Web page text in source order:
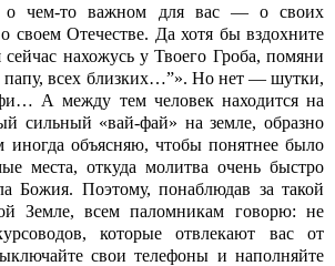
о чем-то важном для вас — о своих
своем Отечестве. Да хотя бы вздохните
сейчас нахожусь у Твоего Гроба, помяни
всех близких…”». Но нет — шутки,
А между тем человек находится на
сильный «вай-фай» на земле, образно
иногда объясняю, чтобы понятнее было
места, откуда молитва очень быстро
Божия. Поэтому, понаблюдав за такой
Земле, всем паломникам говорю: не
которые отвлекают вас от
свои телефоны и наполняйте